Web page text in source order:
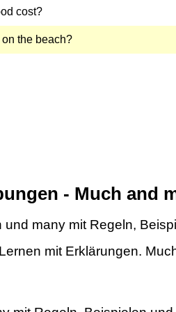
- Much and
many mit Regeln,
mit Erklärungen.